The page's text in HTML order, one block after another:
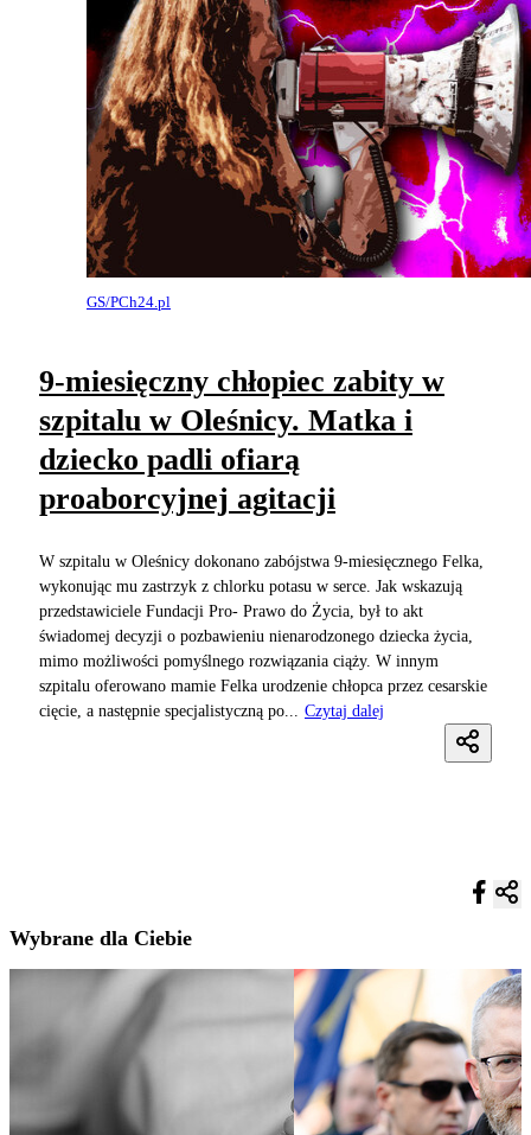
GS/PCh24.pl
9-miesięczny chłopiec zabity w
szpitalu w Oleśnicy. Matka i
dziecko padli ofiarą
proaborcyjnej agitacji
W szpitalu w Oleśnicy dokonano zabójstwa 9-miesięcznego Felka,
wykonując mu zastrzyk z chlorku potasu w serce. Jak wskazują
przedstawiciele Fundacji Pro- Prawo do Życia, był to akt
świadomej decyzji o pozbawieniu nienarodzonego dziecka życia,
mimo możliwości pomyślnego rozwiązania ciąży. W innym
szpitalu oferowano mamie Felka urodzenie chłopca przez cesarskie
cięcie, a następnie specjalistyczną po...
Czytaj dalej
Wybrane dla Ciebie